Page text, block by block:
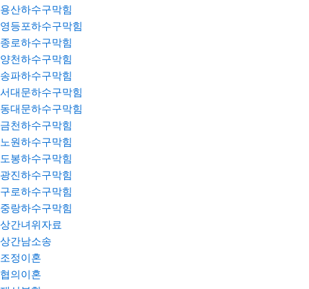
용산하수구막힘
영등포하수구막힘
종로하수구막힘
양천하수구막힘
송파하수구막힘
서대문하수구막힘
동대문하수구막힘
금천하수구막힘
노원하수구막힘
도봉하수구막힘
광진하수구막힘
구로하수구막힘
중랑하수구막힘
상간녀위자료
상간남소송
조정이혼
협의이혼